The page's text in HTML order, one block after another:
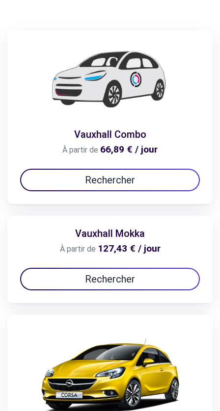
Vauxhall Combo
À partir de 66,89 € / jour
Rechercher
Vauxhall Mokka
À partir de 127,43 € / jour
Rechercher